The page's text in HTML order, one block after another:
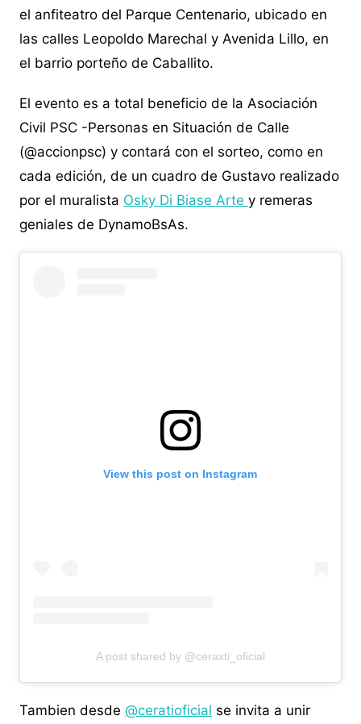
el anfiteatro del Parque Centenario, ubicado en
las calles Leopoldo Marechal y Avenida Lillo, en
el barrio porteño de Caballito.
El evento es a total beneficio de la Asociación
Civil PSC -Personas en Situación de Calle
(@accionpsc) y contará con el sorteo, como en
cada edición, de un cuadro de Gustavo realizado
por el muralista Osky Di Biase Arte y remeras
geniales de DynamoBsAs.
View this post on Instagram
A post shared by @ceraxti_oficial
Tambien desde @ceratioficial se invita a unir